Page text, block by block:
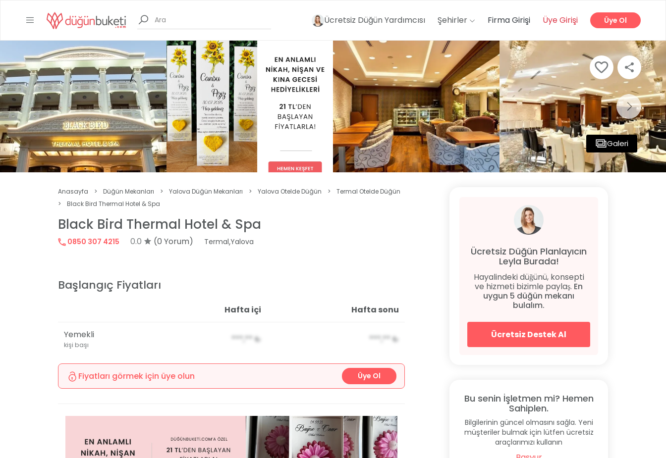
Ücretsiz Düğün Yardımcısı Şehirler Firma Girişi Üye Girişi Üye Ol
Galeri
Anasayfa > Düğün Mekanları > Yalova Düğün Mekanları > Yalova Otelde Düğün >
Termal Otelde Düğün
>
Black Bird Thermal Hotel & Spa
Black Bird Thermal Hotel & Spa
0850 307 4215 0.0 (0 Yorum) Termal,Yalova
Başlangıç Fiyatları
Hafta içi Hafta sonu
Yemekli
kişi başı
***,** ₺ ***,** ₺
Fiyatları görmek için üye olun Üye Ol
Ücretsiz Düğün Planlayıcın
Leyla Burada!
Hayalindeki düğünü, konsepti
ve hizmeti bizimle paylaş. En
uygun 5 düğün mekanı
bulalım.
Ücretsiz Destek Al
Bu senin İşletmen mi? Hemen
Sahiplen.
Bilgilerinin güncel olmasını sağla. Yeni
müşteriler bulmak için lütfen ücretsiz
araçlarımızı kullanın